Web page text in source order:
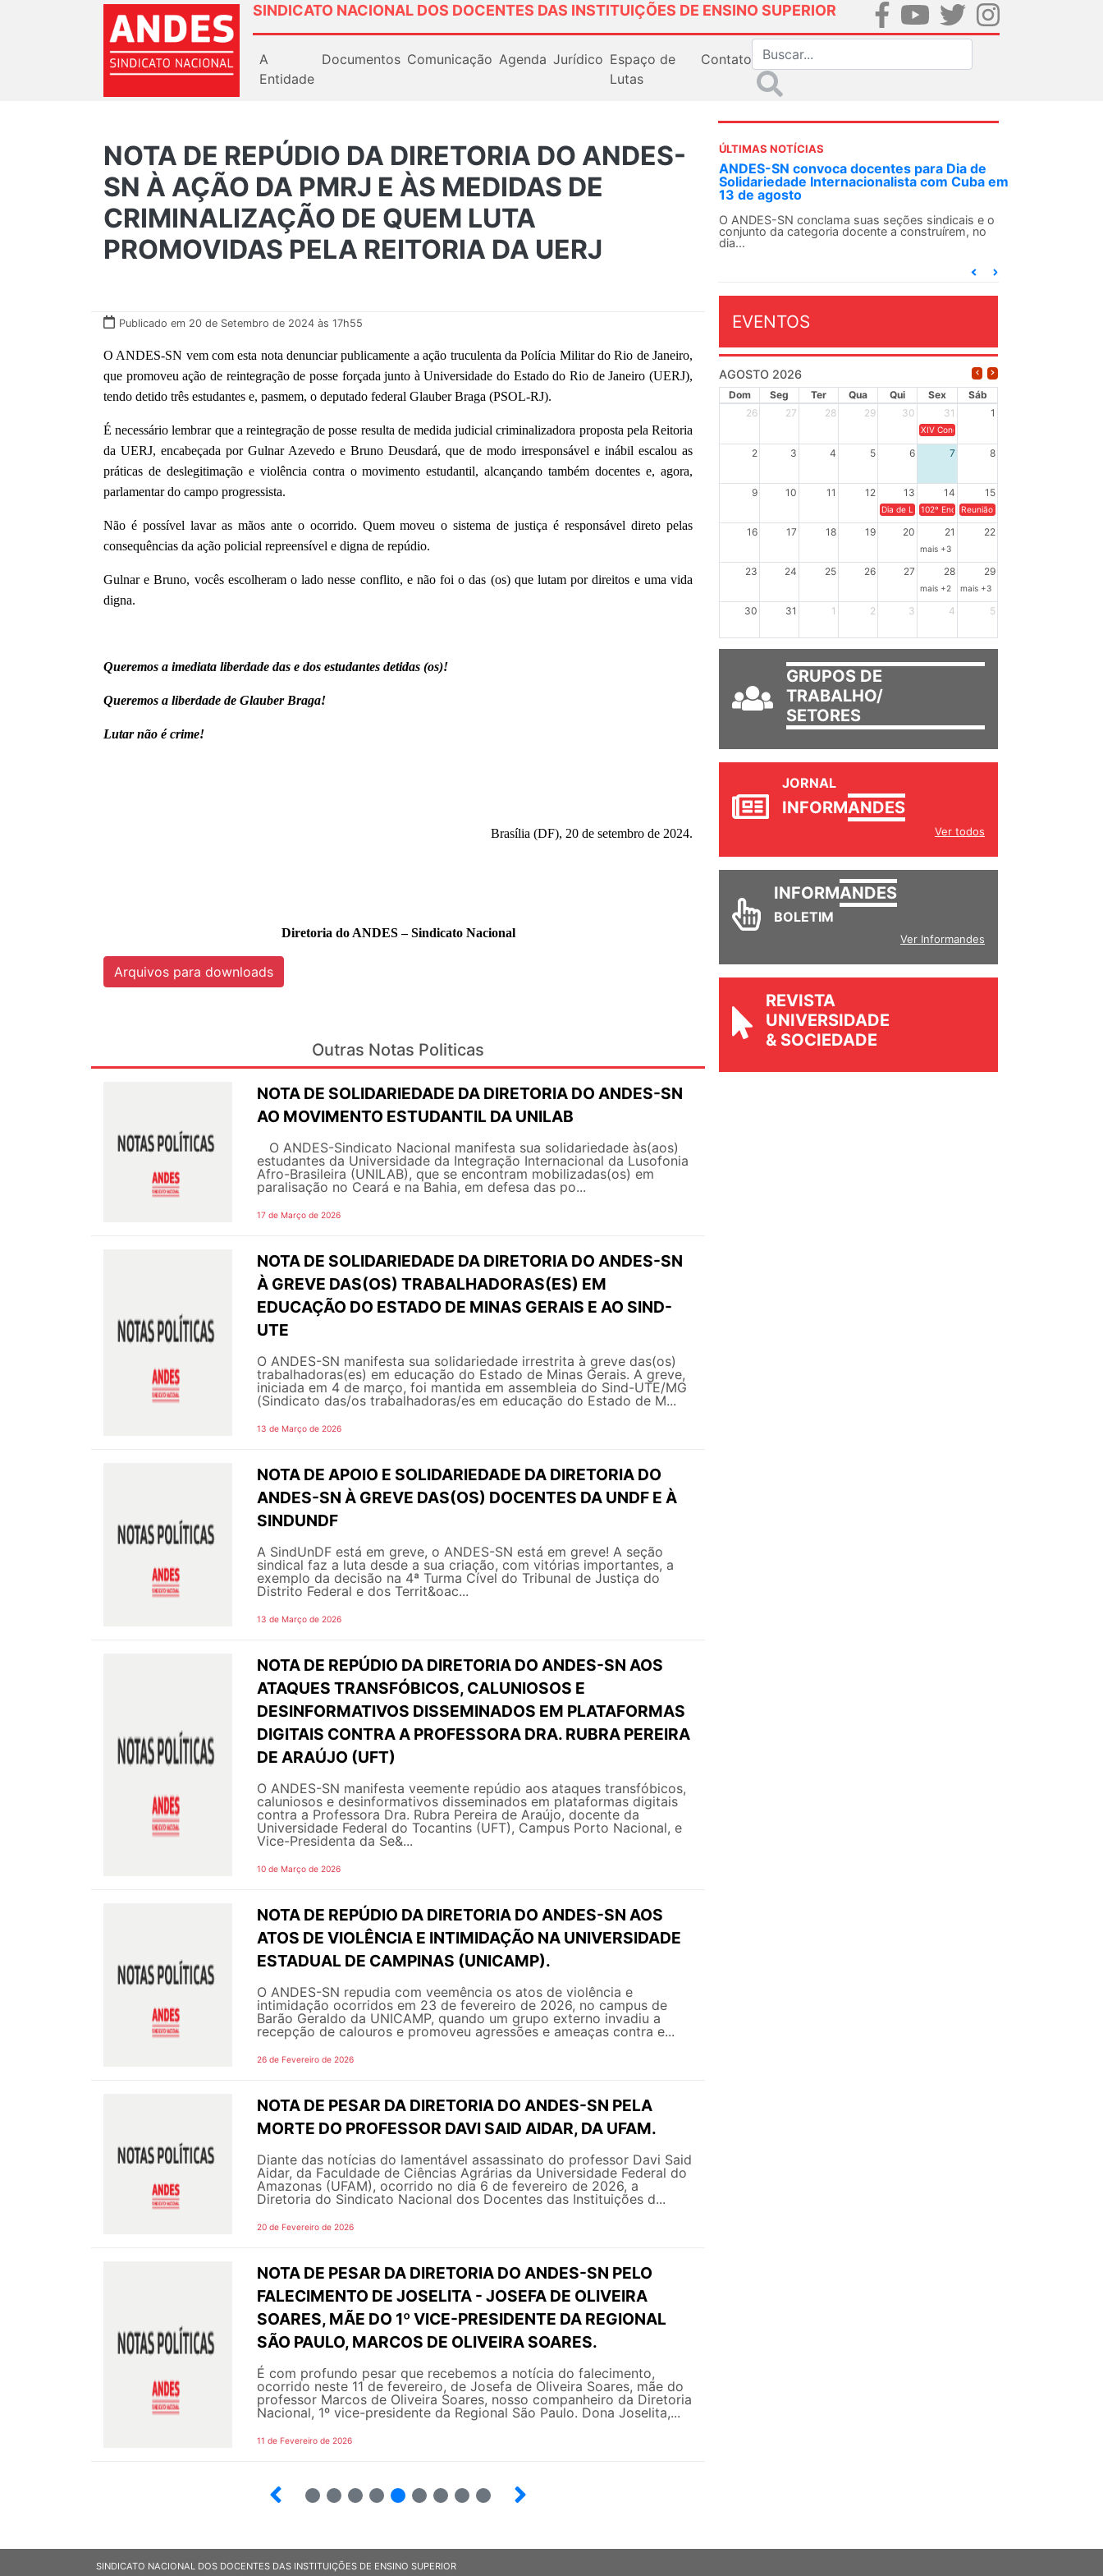
SINDICATO NACIONAL DOS DOCENTES DAS INSTITUIÇÕES DE ENSINO SUPERIOR
A
Entidade
Documentos Comunicação Agenda Jurídico Espaço de
Lutas
Contato
NOTA DE REPÚDIO DA DIRETORIA DO ANDES-
SN À AÇÃO DA PMRJ E ÀS MEDIDAS DE
CRIMINALIZAÇÃO DE QUEM LUTA
PROMOVIDAS PELA REITORIA DA UERJ
Publicado em 20 de Setembro de 2024 às 17h55
O ANDES-SN vem com esta nota denunciar publicamente a ação truculenta da Polícia Militar do Rio de Janeiro,
que promoveu ação de reintegração de posse forçada junto à Universidade do Estado do Rio de Janeiro (UERJ),
tendo detido três estudantes e, pasmem, o deputado federal Glauber Braga (PSOL-RJ).
É necessário lembrar que a reintegração de posse resulta de medida judicial criminalizadora proposta pela Reitoria
da UERJ, encabeçada por Gulnar Azevedo e Bruno Deusdará, que de modo irresponsável e inábil escalou as
práticas de deslegitimação e violência contra o movimento estudantil, alcançando também docentes e, agora,
parlamentar do campo progressista.
Não é possível lavar as mãos ante o ocorrido. Quem moveu o sistema de justiça é responsável direto pelas
consequências da ação policial repreensível e digna de repúdio.
Gulnar e Bruno, vocês escolheram o lado nesse conflito, e não foi o das (os) que lutam por direitos e uma vida
digna.
Queremos a imediata liberdade das e dos estudantes detidas (os)!
Queremos a liberdade de Glauber Braga!
Lutar não é crime!
Brasília (DF), 20 de setembro de 2024.
Diretoria do ANDES – Sindicato Nacional
Arquivos para downloads
Outras Notas Politicas
NOTA DE SOLIDARIEDADE DA DIRETORIA DO ANDES-SN
AO MOVIMENTO ESTUDANTIL DA UNILAB
O ANDES-Sindicato Nacional manifesta sua solidariedade às(aos)
estudantes da Universidade da Integração Internacional da Lusofonia
Afro-Brasileira (UNILAB), que se encontram mobilizadas(os) em
paralisação no Ceará e na Bahia, em defesa das po...
17 de Março de 2026
NOTA DE SOLIDARIEDADE DA DIRETORIA DO ANDES-SN
À GREVE DAS(OS) TRABALHADORAS(ES) EM
EDUCAÇÃO DO ESTADO DE MINAS GERAIS E AO SIND-
UTE
O ANDES-SN manifesta sua solidariedade irrestrita à greve das(os)
trabalhadoras(es) em educação do Estado de Minas Gerais. A greve,
iniciada em 4 de março, foi mantida em assembleia do Sind-UTE/MG
(Sindicato das/os trabalhadoras/es em educação do Estado de M...
13 de Março de 2026
NOTA DE APOIO E SOLIDARIEDADE DA DIRETORIA DO
ANDES-SN À GREVE DAS(OS) DOCENTES DA UNDF E À
SINDUNDF
A SindUnDF está em greve, o ANDES-SN está em greve! A seção
sindical faz a luta desde a sua criação, com vitórias importantes, a
exemplo da decisão na 4ª Turma Cível do Tribunal de Justiça do
Distrito Federal e dos Territ&oac...
13 de Março de 2026
NOTA DE REPÚDIO DA DIRETORIA DO ANDES-SN AOS
ATAQUES TRANSFÓBICOS, CALUNIOSOS E
DESINFORMATIVOS DISSEMINADOS EM PLATAFORMAS
DIGITAIS CONTRA A PROFESSORA DRA. RUBRA PEREIRA
DE ARAÚJO (UFT)
O ANDES-SN manifesta veemente repúdio aos ataques transfóbicos,
caluniosos e desinformativos disseminados em plataformas digitais
contra a Professora Dra. Rubra Pereira de Araújo, docente da
Universidade Federal do Tocantins (UFT), Campus Porto Nacional, e
Vice-Presidenta da Se&...
10 de Março de 2026
NOTA DE REPÚDIO DA DIRETORIA DO ANDES-SN AOS
ATOS DE VIOLÊNCIA E INTIMIDAÇÃO NA UNIVERSIDADE
ESTADUAL DE CAMPINAS (UNICAMP).
O ANDES-SN repudia com veemência os atos de violência e
intimidação ocorridos em 23 de fevereiro de 2026, no campus de
Barão Geraldo da UNICAMP, quando um grupo externo invadiu a
recepção de calouros e promoveu agressões e ameaças contra e...
26 de Fevereiro de 2026
NOTA DE PESAR DA DIRETORIA DO ANDES-SN PELA
MORTE DO PROFESSOR DAVI SAID AIDAR, DA UFAM.
Diante das notícias do lamentável assassinato do professor Davi Said
Aidar, da Faculdade de Ciências Agrárias da Universidade Federal do
Amazonas (UFAM), ocorrido no dia 6 de fevereiro de 2026, a
Diretoria do Sindicato Nacional dos Docentes das Instituições d...
20 de Fevereiro de 2026
NOTA DE PESAR DA DIRETORIA DO ANDES-SN PELO
FALECIMENTO DE JOSELITA - JOSEFA DE OLIVEIRA
SOARES, MÃE DO 1º VICE-PRESIDENTE DA REGIONAL
SÃO PAULO, MARCOS DE OLIVEIRA SOARES.
É com profundo pesar que recebemos a notícia do falecimento,
ocorrido neste 11 de fevereiro, de Josefa de Oliveira Soares, mãe do
professor Marcos de Oliveira Soares, nosso companheiro da Diretoria
Nacional, 1º vice-presidente da Regional São Paulo. Dona Joselita,...
11 de Fevereiro de 2026
ÚLTIMAS NOTÍCIAS
ANDES-SN convoca docentes para Dia de
Solidariedade Internacionalista com Cuba em
13 de agosto
O ANDES-SN conclama suas seções sindicais e o
conjunto da categoria docente a construírem, no
dia...
EVENTOS
AGOSTO 2026
Dom Seg Ter Qua Qui Sex
Sáb
26
27 28 29 30 31 1
XIV Congresso Brasileiro de
2 3 4 5 6 7 8
9 10 11 12 13 14 15
Dia de Luta em Defesa de Cuba e da Soberania dos
102º Encontro da Regional Leste, “Em terra
Reunião GTPE.
16 17 18 19 20 21 22
mais +3
23 24 25 26 27 28 29
mais +2 mais +3
30 31 1 2 3 4 5
GRUPOS DE
TRABALHO/
SETORES
JORNAL
INFORMANDES
Ver todos
INFORMANDES
BOLETIM
Ver Informandes
REVISTA
UNIVERSIDADE
& SOCIEDADE
SINDICATO NACIONAL DOS DOCENTES DAS INSTITUIÇÕES DE ENSINO SUPERIOR